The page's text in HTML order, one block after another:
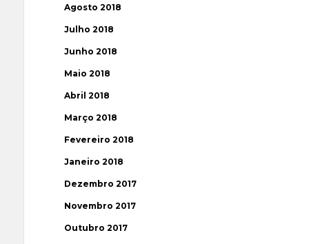
Agosto 2018
Julho 2018
Junho 2018
Maio 2018
Abril 2018
Março 2018
Fevereiro 2018
Janeiro 2018
Dezembro 2017
Novembro 2017
Outubro 2017